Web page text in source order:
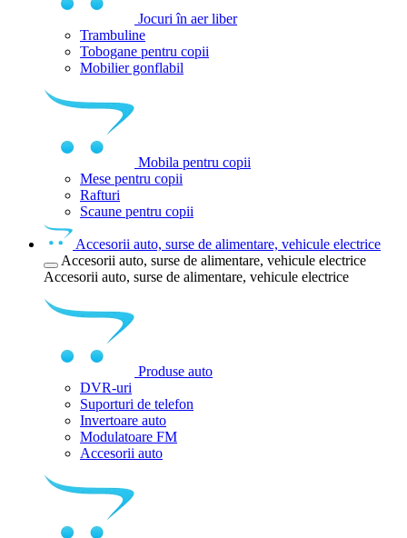
Jocuri în aer liber
Trambuline
Tobogane pentru copii
Mobilier gonflabil
Mobila pentru copii
Mese pentru copii
Rafturi
Scaune pentru copii
Accesorii auto, surse de alimentare, vehicule electrice
Accesorii auto, surse de alimentare, vehicule electrice
Accesorii auto, surse de alimentare, vehicule electrice
Produse auto
DVR-uri
Suporturi de telefon
Invertoare auto
Modulatoare FM
Accesorii auto